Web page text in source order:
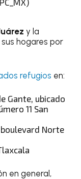
y la
hogares por
refugios en:
Gante, ubicado
11 San
Norte
en general,